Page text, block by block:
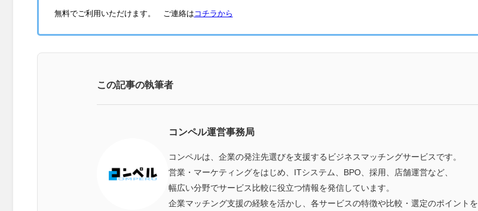
無料でご利用いただけます。 ご連絡は コチラから
この記事の執筆者
コンペル運営事務局
コンペルは、企業の発注先選びを支援するビジネスマッチングサービスです。
営業・マーケティングをはじめ、ITシステム、BPO、採用、店舗運営など、
幅広い分野でサービス比較に役立つ情報を発信しています。
企業マッチング支援の経験を活かし、各サービスの特徴や比較・選定のポイントを